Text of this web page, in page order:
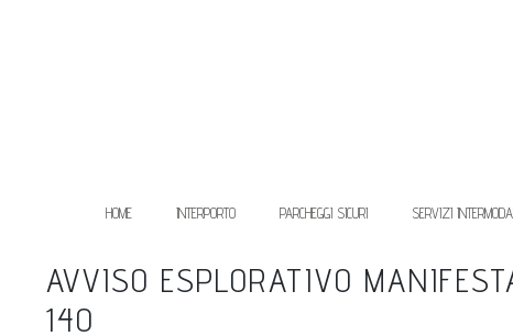
HOME INTERPORTO PARCHEGGI SICURI SERVIZI
AVVISO ESPLORATIVO
14O